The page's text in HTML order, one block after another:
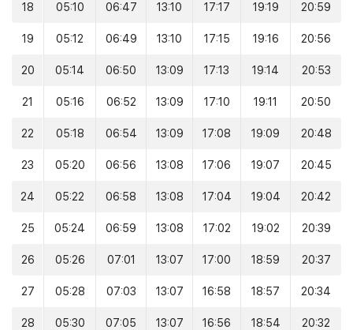
18 05:10 06:47 13:10 17:17 19:19 20:59
19 05:12 06:49 13:10 17:15 19:16 20:56
20 05:14 06:50 13:09 17:13 19:14 20:53
21 05:16 06:52 13:09 17:10 19:11 20:50
22 05:18 06:54 13:09 17:08 19:09 20:48
23 05:20 06:56 13:08 17:06 19:07 20:45
24 05:22 06:58 13:08 17:04 19:04 20:42
25 05:24 06:59 13:08 17:02 19:02 20:39
26 05:26 07:01 13:07 17:00 18:59 20:37
27 05:28 07:03 13:07 16:58 18:57 20:34
28 05:30 07:05 13:07 16:56 18:54 20:32